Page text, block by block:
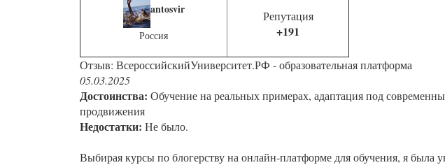
antosvir
Россия
Репутация
+191
Отзыв: ВсероссийскийУниверситет.РФ - образовательная платформа
05.03.2025
Достоинства: Обучение на реальных примерах, адаптация под
продвижения
Недостатки: Не было.
Выбирая курсы по блогерству на онлайн-платформе для обучения, я была